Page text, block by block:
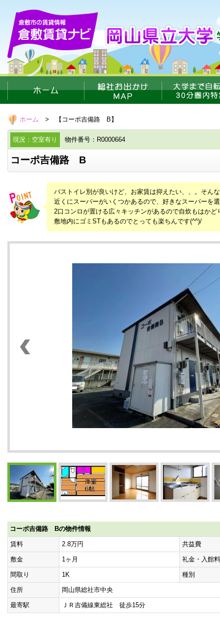
ホーム > 【コーポ吉備路 B】
現況：空室有り 物件番号：R0000664
コーポ吉備路 B
バストイレ別が良いけど、お家賃は抑えたい、、。そん
近くにスーパーがいくつかあるので、好きなスーパーを
2口コンロが置ける広々キッチンがあるので自炊もはかど
敷地内にゴミSTもあるのでとっても楽ちんです(^^)/
コーポ吉備路 Bの物件情報
賃料 2.8万円 共益費
敷金 1ヶ月 礼金・入館料
間取り 1K 種別
住所 岡山県総社市中央
最寄駅 ＪＲ吉備線東総社 徒歩15分